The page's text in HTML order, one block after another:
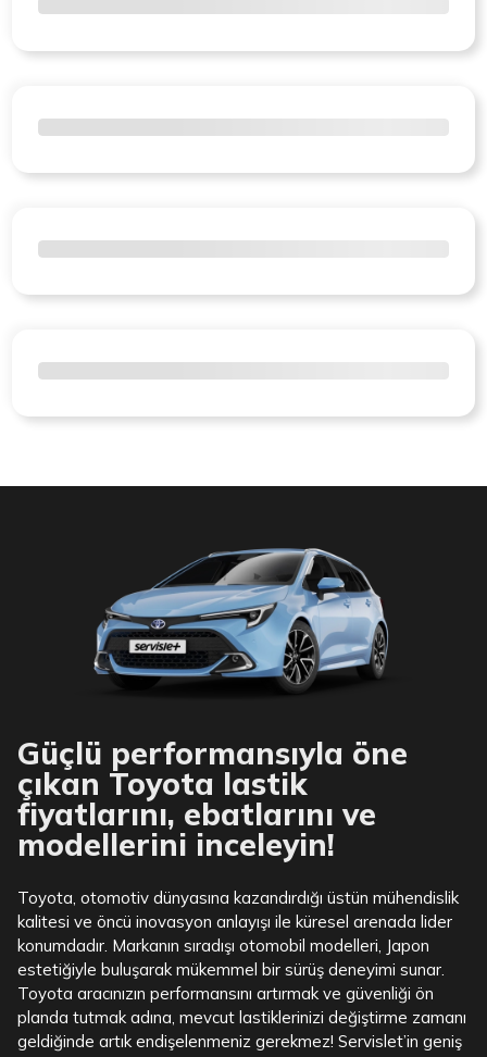
Güçlü performansıyla öne
çıkan Toyota lastik
fiyatlarını, ebatlarını ve
modellerini inceleyin!
Toyota, otomotiv dünyasına kazandırdığı üstün mühendislik
kalitesi ve öncü inovasyon anlayışı ile küresel arenada lider
konumdadır. Markanın sıradışı otomobil modelleri, Japon
estetiğiyle buluşarak mükemmel bir sürüş deneyimi sunar.
Toyota aracınızın performansını artırmak ve güvenliği ön
planda tutmak adına, mevcut lastiklerinizi değiştirme zamanı
geldiğinde artık endişelenmeniz gerekmez! Servislet’in geniş